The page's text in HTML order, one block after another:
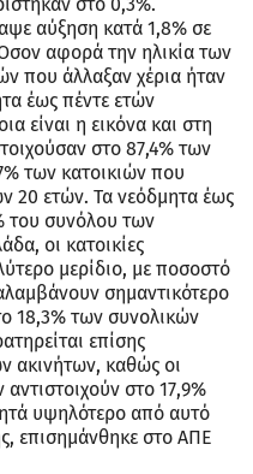
αύξηση κατά 1,8% σε
αφορά την ηλικία των
που άλλαξαν χέρια ήταν
έως πέντε ετών
είναι η εικόνα και στη
στο 87,4% των
των κατοικιών που
20 ετών. Τα νεόδμητα έως
του συνόλου των
οι κατοικίες
μερίδιο, με ποσοστό
σημαντικότερο
18,3% των συνολικών
επίσης
ακινήτων, καθώς οι
αντιστοιχούν στο 17,9%
υψηλότερο από αυτό
επισημάνθηκε στο ΑΠΕ